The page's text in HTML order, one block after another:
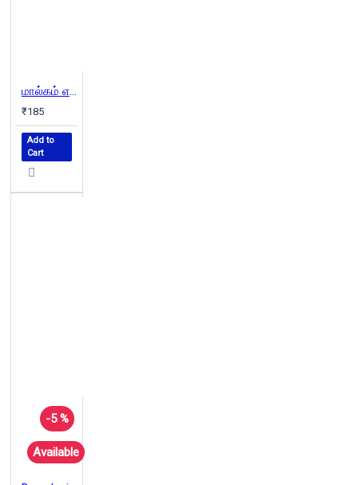
மால்கம் எக்ஸ்
₹185
Add to
Cart
-5 %
Available